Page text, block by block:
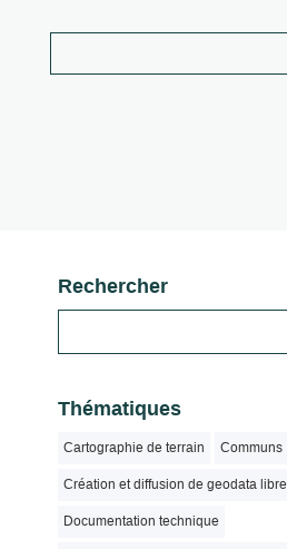
Rechercher
Thématiques
Cartographie de terrain Communs
Création et diffusion de geodata libre
Documentation technique